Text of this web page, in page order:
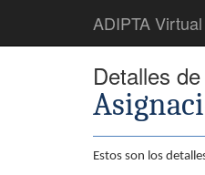
ADIPTA
Detalles
Estos son los